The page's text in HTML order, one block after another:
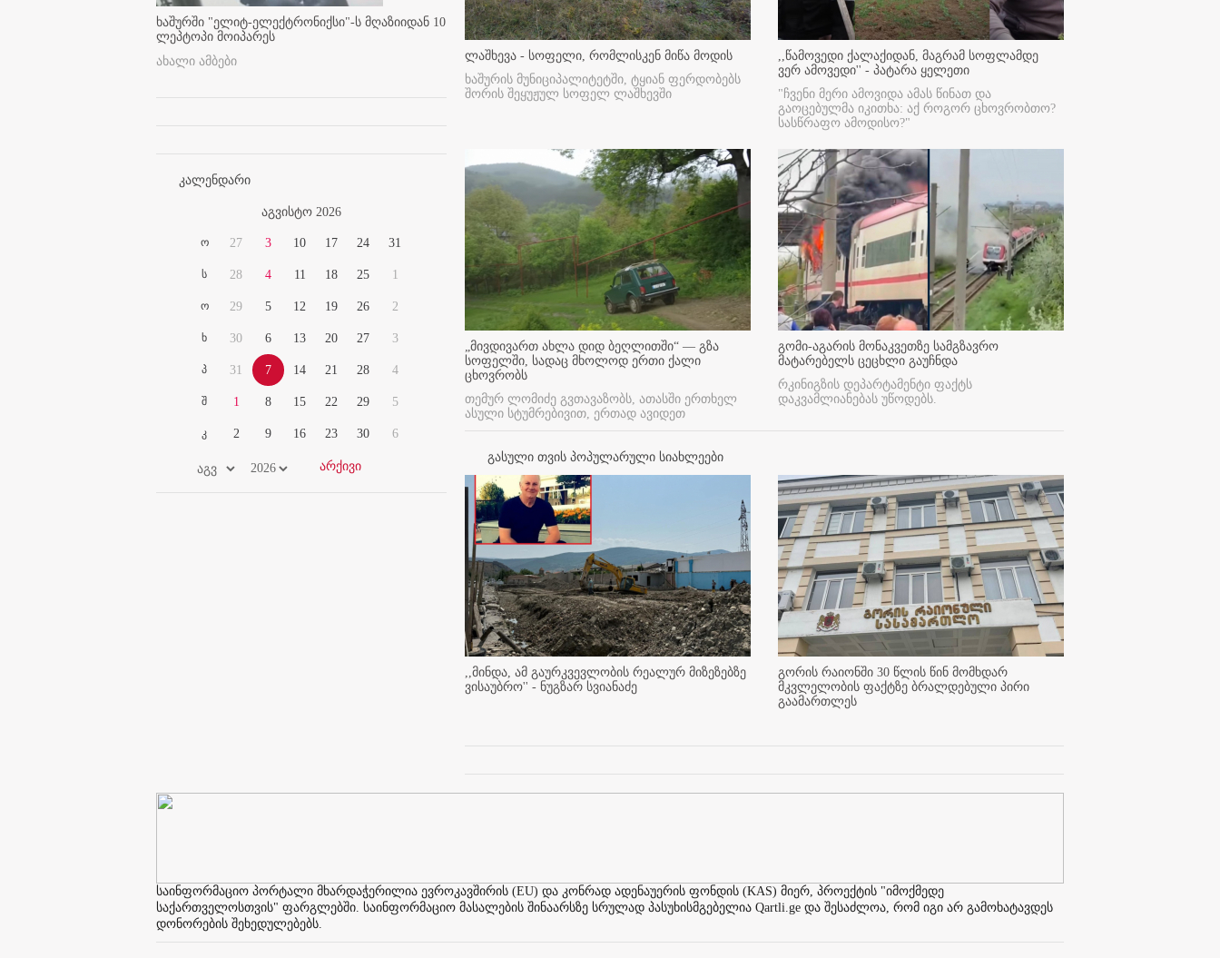
ხაშურში "ელიტ-ელექტრონიქსი"-ს მღაზიიდან 10
ლეპტოპი მოიპარეს
ახალი ამბები
კალენდარი
აგვისტო 2026
ო
ს
ო
ხ
პ
შ
კ
27
28
29
30
31
1
2
3
4
5
6
7
8
9
10
11
12
13
14
15
16
17
18
19
20
21
22
23
24
25
26
27
28
29
30
31
1
2
3
4
5
6
ლაშხევა - სოფელი, რომლისკენ მიწა მოდის
ხაშურის მუნიციპალიტეტში, ტყიან ფერდობებს
შორის შეყუჟულ სოფელ ლაშხევში
,,წამოვედი ქალაქიდან, მაგრამ სოფლამდე
ვერ ამოვედი'' - პატარა ყელეთი
"ჩვენი მერი ამოვიდა ამას წინათ და
გაოცებულმა იკითხა: აქ როგორ ცხოვრობთო?
სასწრაფო ამოდისო?"
„მივდივართ ახლა დიდ ბეღლითში“ — გზა
სოფელში, სადაც მხოლოდ ერთი ქალი
ცხოვრობს
თემურ ლომიძე გვთავაზობს, ათასში ერთხელ
ასული სტუმრებივით, ერთად ავიდეთ
გომი-აგარის მონაკვეთზე სამგზავრო
მატარებელს ცეცხლი გაუჩნდა
რკინიგზის დეპარტამენტი ფაქტს
დაკვამლიანებას უწოდებს.
გასული თვის პოპულარული სიახლეები
,,მინდა, ამ გაურკვევლობის რეალურ მიზეზებზე
ვისაუბრო'' - ნუგზარ სვიანაძე
გორის რაიონში 30 წლის წინ მომხდარ
მკვლელობის ფაქტზე ბრალდებული პირი
გაამართლეს
საინფორმაციო პორტალი მხარდაჭერილია ევროკავშირის (EU) და კონრად ადენაუერის ფონდის (KAS) მიერ, პროექტის "იმოქმედე
საქართველოსთვის" ფარგლებში. საინფორმაციო მასალების შინაარსზე სრულად პასუხისმგებელია Qartli.ge და შესაძლოა, რომ იგი არ გამოხატავდეს
დონორების შეხედულებებს.